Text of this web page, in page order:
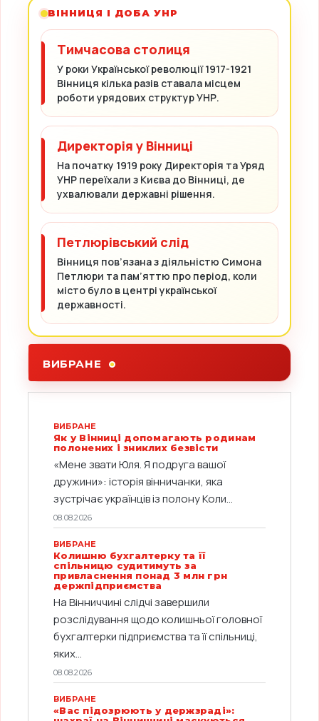
ВІННИЦЯ І ДОБА УНР
Тимчасова столиця
У роки Української революції 1917-1921
Вінниця кілька разів ставала місцем
роботи урядових структур УНР.
Директорія у Вінниці
На початку 1919 року Директорія та Уряд
УНР переїхали з Києва до Вінниці, де
ухвалювали державні рішення.
Петлюрівський слід
Вінниця пов’язана з діяльністю Симона
Петлюри та пам’яттю про період, коли
місто було в центрі української
державності.
ВИБРАНЕ
ВИБРАНЕ
Як у Вінниці допомагають родинам
полонених і зниклих безвісти
«Мене звати Юля. Я подруга вашої
дружини»: історія вінничанки, яка
зустрічає українців із полону Коли...
08.08.2026
ВИБРАНЕ
Колишню бухгалтерку та її
спільницю судитимуть за
привласнення понад 3 млн грн
держпідприємства
На Вінниччині слідчі завершили
розслідування щодо колишньої головної
бухгалтерки підприємства та її спільниці,
яких...
08.08.2026
ВИБРАНЕ
«Вас підозрюють у держзраді»: